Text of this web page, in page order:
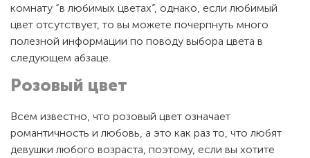
комнату “в любимых цветах”, однако, если любимый
цвет отсутствует, то вы можете почерпнуть много
полезной информации по поводу выбора цвета в
следующем абзаце.
Розовый цвет
Всем известно, что розовый цвет означает
романтичность и любовь, а это как раз то, что любят
девушки любого возраста, поэтому, если вы хотите